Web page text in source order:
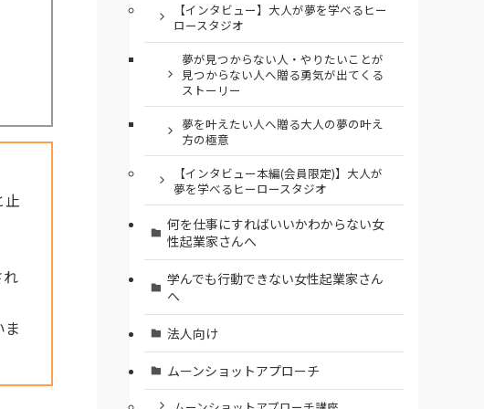
止
【インタビュー】大人が夢を学べるヒー
ロースタジオ
夢が見つからない人・やりたいことが
見つからない人へ贈る勇気が出てくる
ストーリー
夢を叶えたい人へ贈る大人の夢の叶え
方の極意
【インタビュー本編(会員限定)】大人が
夢を学べるヒーロースタジオ
何を仕事にすればいいかわからない女
性起業家さんへ
学んでも行動できない女性起業家さん
へ
法人向け
ムーンショットアプローチ